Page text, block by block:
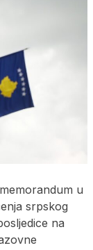
u
srpskog
na